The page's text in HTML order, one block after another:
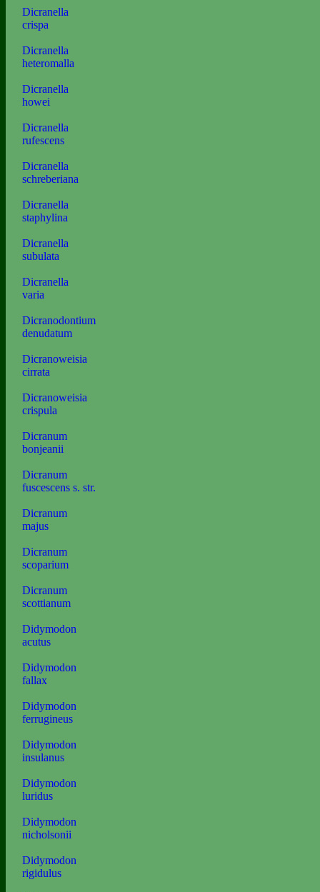
Dicranella
crispa
Dicranella
heteromalla
Dicranella
howei
Dicranella
rufescens
Dicranella
schreberiana
Dicranella
staphylina
Dicranella
subulata
Dicranella
varia
Dicranodontium
denudatum
Dicranoweisia
cirrata
Dicranoweisia
crispula
Dicranum
bonjeanii
Dicranum
fuscescens s. str.
Dicranum
majus
Dicranum
scoparium
Dicranum
scottianum
Didymodon
acutus
Didymodon
fallax
Didymodon
ferrugineus
Didymodon
insulanus
Didymodon
luridus
Didymodon
nicholsonii
Didymodon
rigidulus